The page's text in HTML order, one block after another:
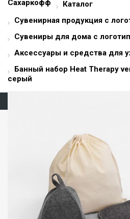
Сахаркофф
Каталог
Сувенирная продукция с
Сувениры для дома с
Аксессуары и средства для
Банный набор Heat Therapy
серый